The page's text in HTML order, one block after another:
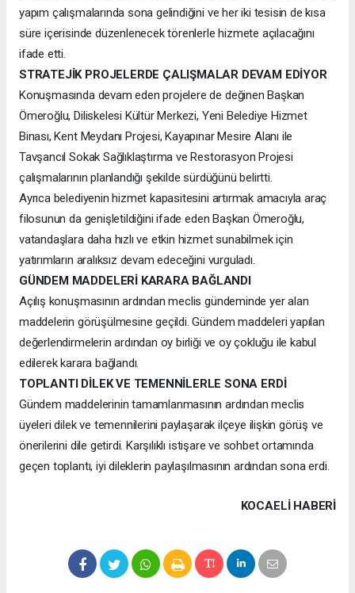
yapım çalışmalarında sona gelindiğini ve her iki tesisin de kısa
süre içerisinde düzenlenecek törenlerle hizmete açılacağını
ifade etti.
STRATEJİK PROJELERDE ÇALIŞMALAR DEVAM EDİYOR
Konuşmasında devam eden projelere de değinen Başkan
Ömeroğlu, Diliskelesi Kültür Merkezi, Yeni Belediye Hizmet
Binası, Kent Meydanı Projesi, Kayapınar Mesire Alanı ile
Tavşancıl Sokak Sağlıklaştırma ve Restorasyon Projesi
çalışmalarının planlandığı şekilde sürdüğünü belirtti.
Ayrıca belediyenin hizmet kapasitesini artırmak amacıyla araç
filosunun da genişletildiğini ifade eden Başkan Ömeroğlu,
vatandaşlara daha hızlı ve etkin hizmet sunabilmek için
yatırımların aralıksız devam edeceğini vurguladı.
GÜNDEM MADDELERİ KARARA BAĞLANDI
Açılış konuşmasının ardından meclis gündeminde yer alan
maddelerin görüşülmesine geçildi. Gündem maddeleri yapılan
değerlendirmelerin ardından oy birliği ve oy çokluğu ile kabul
edilerek karara bağlandı.
TOPLANTI DİLEK VE TEMENNİLERLE SONA ERDİ
Gündem maddelerinin tamamlanmasının ardından meclis
üyeleri dilek ve temennilerini paylaşarak ilçeye ilişkin görüş ve
önerilerini dile getirdi. Karşılıklı istişare ve sohbet ortamında
geçen toplantı, iyi dileklerin paylaşılmasının ardından sona erdi.
KOCAELI HABERİ